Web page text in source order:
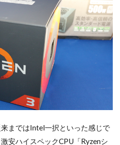
まではIntel一択といった感じで
安ハイスペックCPU「Ryzenシ